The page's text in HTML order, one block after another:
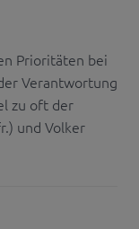
Prioritäten bei
Verantwortung
zu oft der
und Volker